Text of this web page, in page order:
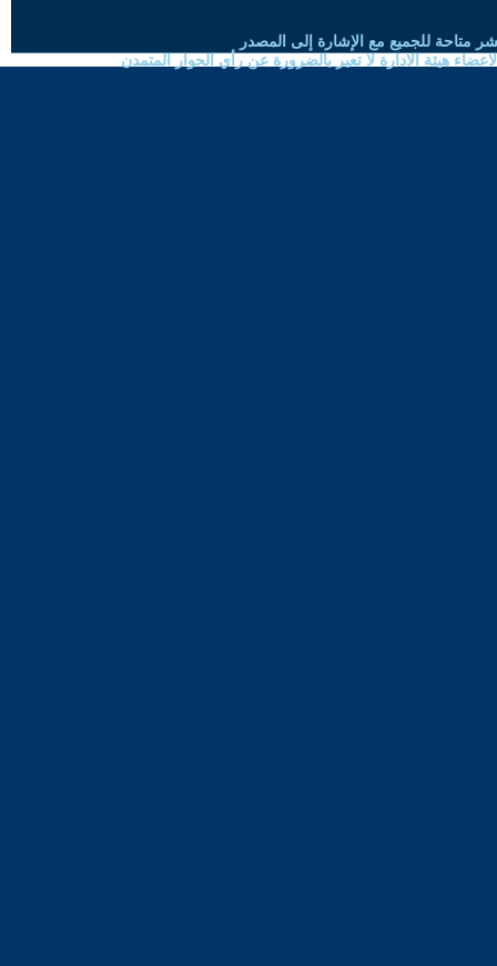
متاحة للجميع مع الإشارة إلى المصدر
هيئة الادارة لا تعبر بالضرورة عن رأي الحوار المتمدن